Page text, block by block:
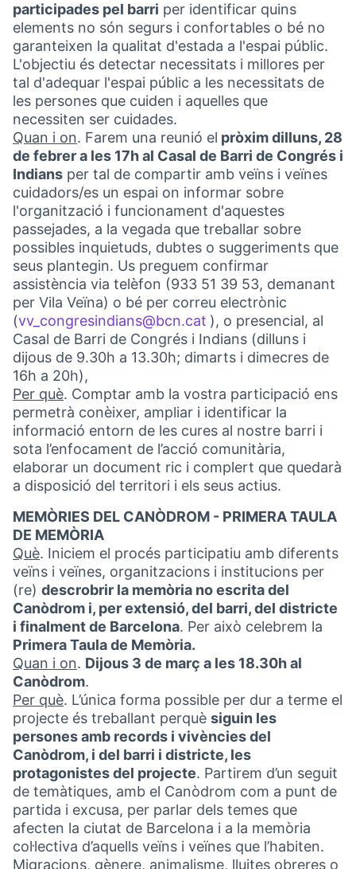
participades pel barri per identificar quins
elements no són segurs i confortables o bé no
garanteixen la qualitat d'estada a l'espai públic.
L'objectiu és detectar necessitats i millores per
tal d'adequar l'espai públic a les necessitats de
les persones que cuiden i aquelles que
necessiten ser cuidades.
Quan i on. Farem una reunió el pròxim dilluns, 28
de febrer a les 17h al Casal de Barri de Congrés i
Indians per tal de compartir amb veïns i veïnes
cuidadors/es un espai on informar sobre
l'organització i funcionament d'aquestes
passejades, a la vegada que treballar sobre
possibles inquietuds, dubtes o suggeriments que
seus plantegin. Us preguem confirmar
assistència via telèfon (933 51 39 53, demanant
per Vila Veïna) o bé per correu electrònic
(vv_congresindians@bcn.cat
(Obrir en una
), o presencial, al
Casal de Barri de Congrés i Indians (dilluns i
dijous de 9.30h a 13.30h; dimarts i dimecres de
16h a 20h),
Per què. Comptar amb la vostra participació ens
permetrà conèixer, ampliar i identificar la
informació entorn de les cures al nostre barri i
sota l’enfocament de l’acció comunitària,
elaborar un document ric i complert que quedarà
a disposició del territori i els seus actius.
MEMÒRIES DEL CANÒDROM - PRIMERA TAULA
DE MEMÒRIA
Què. Iniciem el procés participatiu amb diferents
veïns i veïnes, organitzacions i institucions per
(re) descrobrir la memòria no escrita del
Canòdrom i, per extensió, del barri, del districte
i finalment de Barcelona. Per això celebrem la
Primera Taula de Memòria.
Quan i on. Dijous 3 de març a les 18.30h al
Canòdrom.
Per què. L’única forma possible per dur a terme el
projecte és treballant perquè siguin les
persones amb records i vivències del
Canòdrom, i del barri i districte, les
protagonistes del projecte. Partirem d’un seguit
de temàtiques, amb el Canòdrom com a punt de
partida i excusa, per parlar dels temes que
afecten la ciutat de Barcelona i a la memòria
col·lectiva d’aquells veïns i veïnes que l’habiten.
Migracions, gènere, animalisme, lluites obreres o